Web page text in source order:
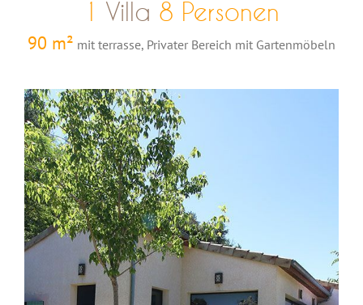
1 Villa 8 Personen
90 m² mit terrasse, Privater Bereich mit Gartenmöbeln